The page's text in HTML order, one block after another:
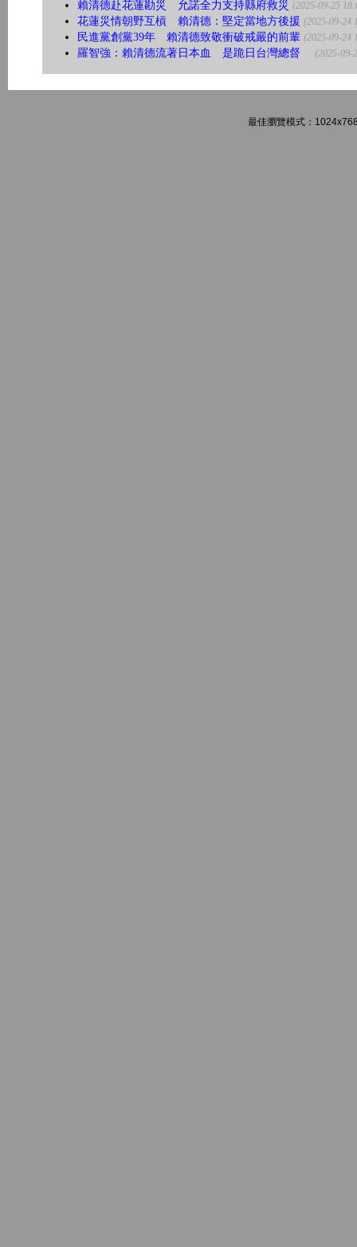
賴清德赴花蓮勘災 允諾全力支持縣府救災 (2025-09-25
花蓮災情朝野互槓 賴清德：堅定當地方後援 (2025-09-24
民進黨創黨39年 賴清德致敬衝破戒嚴的前輩 (2025-09-24
羅智強：賴清德流著日本血 是跪日台灣總督 (2025-09-
最佳瀏覽模式：